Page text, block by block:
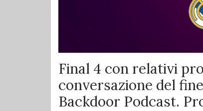
Final 4 con relativi
conversazione del
Backdoor Podcast.